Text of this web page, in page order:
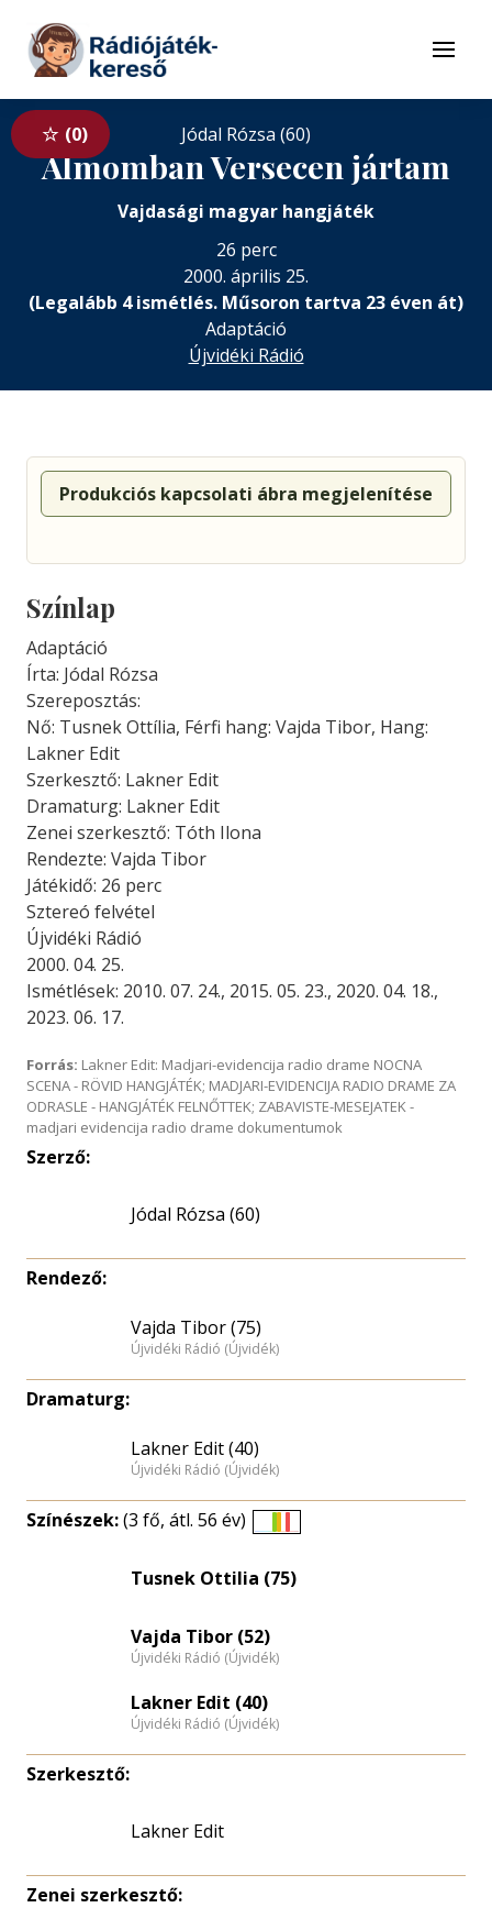
Tovább a tartalomhoz
Menü
0 Jódal Rózsa (60)
Álmomban Versecen jártam
Vajdasági magyar hangjáték
26 perc
2000. április 25.
(Legalább 4 ismétlés. Műsoron tartva 23 éven át)
Adaptáció
Újvidéki Rádió
Produkciós kapcsolati ábra megjelenítése
Színlap
Adaptáció
Írta: Jódal Rózsa
Szereposztás:
Nő: Tusnek Ottília, Férfi hang: Vajda Tibor, Hang:
Lakner Edit
Szerkesztő: Lakner Edit
Dramaturg: Lakner Edit
Zenei szerkesztő: Tóth Ilona
Rendezte: Vajda Tibor
Játékidő: 26 perc
Sztereó felvétel
Újvidéki Rádió
2000. 04. 25.
Ismétlések: 2010. 07. 24., 2015. 05. 23., 2020. 04. 18.,
2023. 06. 17.
Forrás: Lakner Edit: Madjari-evidencija radio drame NOCNA
SCENA - RÖVID HANGJÁTÉK; MADJARI-EVIDENCIJA RADIO DRAME ZA
ODRASLE - HANGJÁTÉK FELNŐTTEK; ZABAVISTE-MESEJATEK -
madjari evidencija radio drame dokumentumok
Szerző:
Jódal Rózsa (60)
Rendező:
Vajda Tibor (75)
Újvidéki Rádió (Újvidék)
Dramaturg:
Lakner Edit (40)
Újvidéki Rádió (Újvidék)
Színészek:(3 fő, átl. 56 év)
eloszlás
Tusnek Ottilia (75)
Vajda Tibor (52)
Újvidéki Rádió (Újvidék)
Lakner Edit (40)
Újvidéki Rádió (Újvidék)
Szerkesztő:
Lakner Edit
Zenei szerkesztő: